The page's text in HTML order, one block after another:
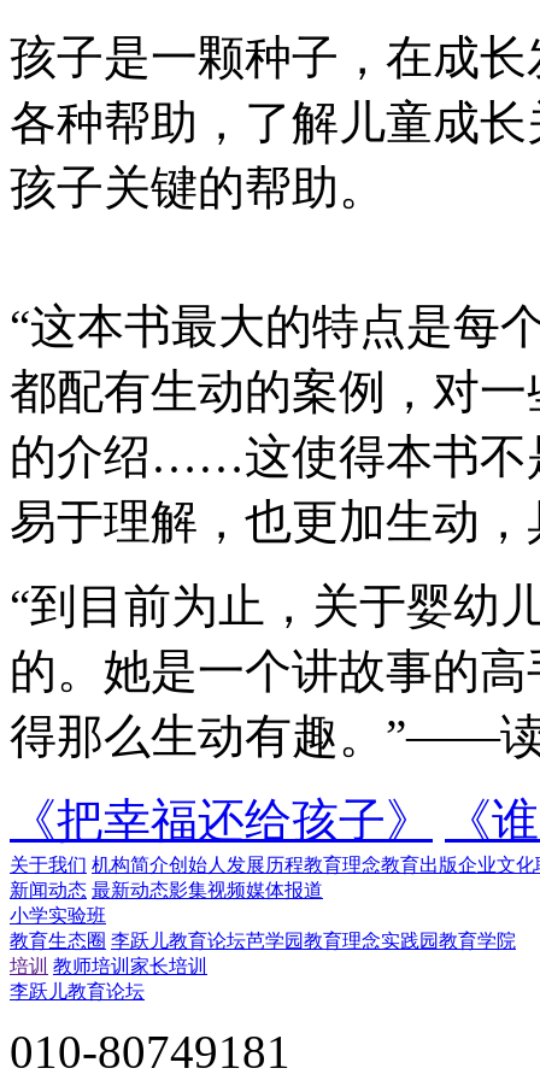
孩子是一颗种子，在成
各种帮助，了解儿童成
孩子关键的帮助。
“这本书最大的特点是每
都配有生动的案例，对
的介绍……这使得本书不
易于理解，也更加生动
“到目前为止，关于婴幼
的。她是一个讲故事的
得那么生动有趣。”——
《把幸福还给孩子》
《
关于我们 机构简介创始人 发展历程教育理念教育出版企业文化
新闻动态 最新动态影集视频媒体报道
小学实验班
教育生态圈 李跃儿教育论坛芭学园教育理念实践园教育学院
培训 教师培训 家长培训
李跃儿教育论坛
010-80749181